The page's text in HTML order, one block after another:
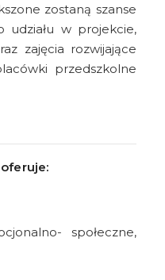
zostaną szanse
udziału w projekcie,
zajęcia rozwijające
przedszkolne
społeczne,